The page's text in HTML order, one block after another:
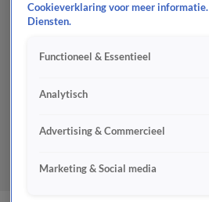
Cookieverklaring voor meer informatie.
Diensten.
Functioneel & Essentieel
Analytisch
Advertising & Commercieel
Marketing & Social media